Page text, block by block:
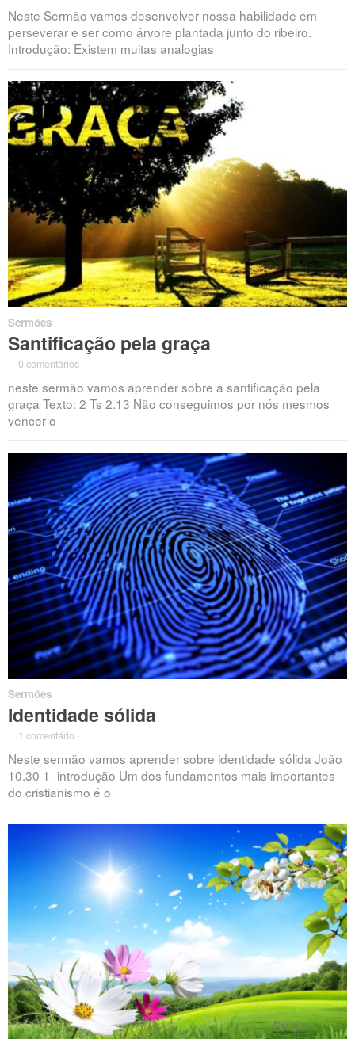
Neste Sermão vamos desenvolver nossa habilidade em
perseverar e ser como árvore plantada junto do ribeiro.
Introdução: Existem muitas analogias
Sermões
Santificação pela graça
0 comentários
neste sermão vamos aprender sobre a santificação pela
graça Texto: 2 Ts 2.13 Não conseguimos por nós mesmos
vencer o
Sermões
Identidade sólida
1 comentário
Neste sermão vamos aprender sobre identidade sólida João
10.30 1- introdução Um dos fundamentos mais importantes
do cristianismo é o